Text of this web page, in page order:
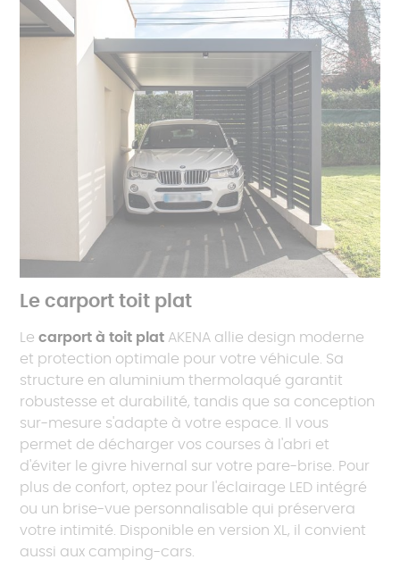
Le carport toit plat
Lecarport à toit plat AKENA allie design moderne
et protection optimale pour votre véhicule. Sa
structure en aluminium thermolaqué garantit
robustesse et durabilité, tandis que sa conception
sur-mesure s'adapte à votre espace. Il vous
permet de décharger vos courses à l'abri et
d'éviter le givre hivernal sur votre pare-brise. Pour
plus de confort, optez pour l'éclairage LED intégré
ou un brise-vue personnalisable qui préservera
votre intimité. Disponible en version XL, il convient
aussi aux camping-cars.